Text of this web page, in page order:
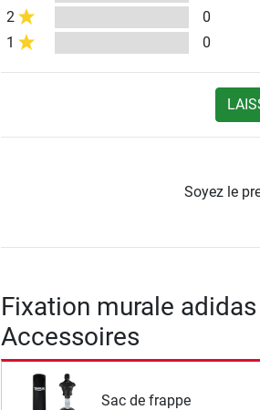
2
0
1
0
Soyez le
Fixation murale
Accessoires
Sac de frappe